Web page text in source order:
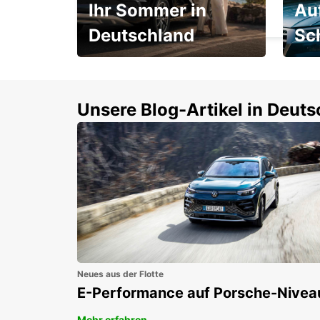
CLUJ NAPOCA - ROMANIA
Ihr Sommer in
Deutschland
Unsere Blog-Artikel in
Neues aus der Flotte
E-Performance auf Porsche-